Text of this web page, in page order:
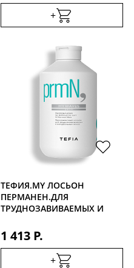
+
ТЕФИЯ.MY ЛОСЬОН
ПЕРМАНЕН.ДЛЯ
ТРУДНОЗАВИВАЕМЫХ И
МЛ
1 413 Р.
+